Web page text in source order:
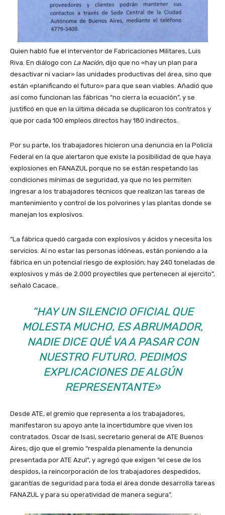
Quien habló fue el interventor de Fabricaciones Militares, Luis
Riva. En diálogo con La Nación, dijo que no «hay un plan para
desactivar ni vaciar» las unidades productivas del área, sino que
están «planificando el futuro» para que sean viables. Añadió que
así como funcionan las fábricas “no cierra la ecuación”, y se
justificó en que en la última década se duplicaron los contratos y
que por cada 100 empleos directos hay 180 indirectos.
Por su parte, los trabajadores hicieron una denuncia en la Policía
Federal en la que alertaron que existe la posibilidad de que haya
explosiones en FANAZUL porque no se están respetando las
condiciones mínimas de seguridad, ya que no les permiten
ingresar a los trabajadores técnicos que realizan las tareas de
mantenimiento y control de los polvorines y las plantas donde se
manejan los explosivos.
“La fábrica quedó cargada con explosivos y ácidos y necesita los
servicios. Al no estar las personas idóneas, están poniendo a la
fábrica en un potencial riesgo de explosión; hay 240 toneladas de
explosivos y más de 2.000 proyectiles que pertenecen al ejercito”,
señaló Cacace.
“HAY UN SILENCIO OFICIAL QUE
MOLESTA MUCHO, ES ABRUMADOR,
NADIE DICE QUÉ VA A PASAR CON
NUESTRO FUTURO. PEDIMOS
EXPLICACIONES DE ALGÚN
REPRESENTANTE»
Desde ATE, el gremio que representa a los trabajadores,
manifestaron su apoyo ante la incertidumbre que viven los
contratados. Oscar de Isasi, secretario general de ATE Buenos
Aires, dijo que el gremio “respalda plenamente la denuncia
presentada por ATE Azul”, y agregó que exigen “el cese de los
despidos, la reincorporación de los trabajadores despedidos,
garantías de seguridad para toda el área donde desarrolla tareas
FANAZUL y para su operatividad de manera segura”.